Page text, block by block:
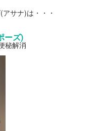
サナ)は・・・
ーズ)
秘解消